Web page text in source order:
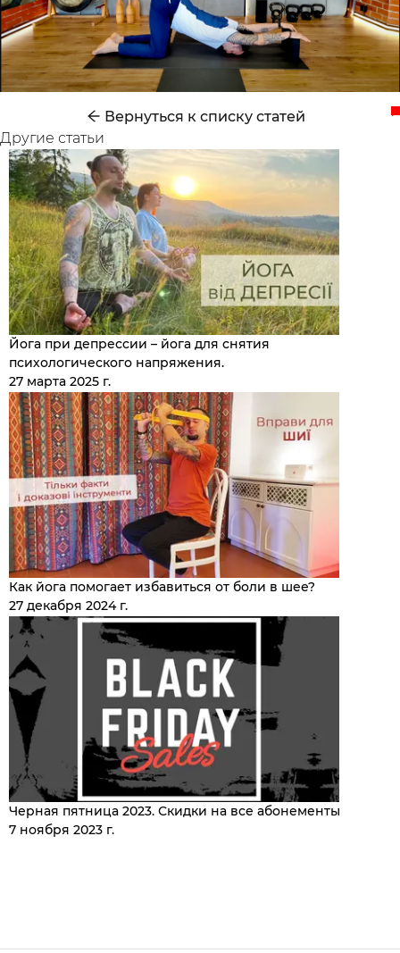
Русский українською
.
Вернуться к списку статей
Другие статьи
Йога при депрессии – йога для снятия
психологического напряжения.
27 марта 2025 г.
Как йога помогает избавиться от боли в шее?
27 декабря 2024 г.
Черная пятница 2023. Скидки на все абонементы
7 ноября 2023 г.